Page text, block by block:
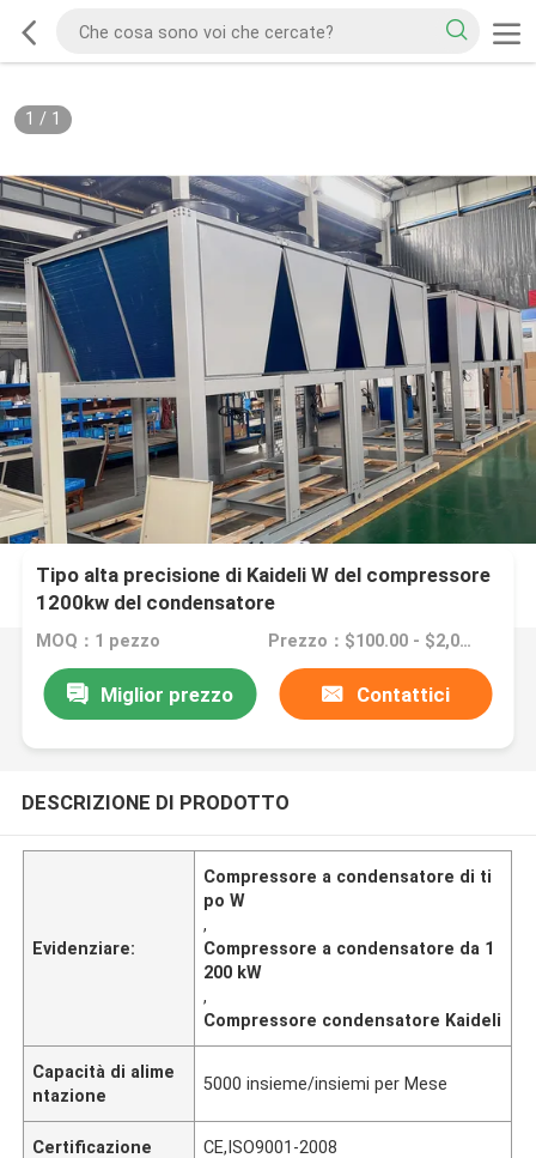
1 / 1
Tipo alta precisione di Kaideli W del compressore
1200kw del condensatore
MOQ：1 pezzo Prezzo：$100.00 - $2,000.00/sets
Miglior prezzo Contattici
DESCRIZIONE DI PRODOTTO
Evidenziare:
Compressore a condensatore di ti
po W
,
Compressore a condensatore da 1
200 kW
,
Compressore condensatore Kaideli
Capacità di alime
ntazione
5000 insieme/insiemi per Mese
Certificazione CE,ISO9001-2008